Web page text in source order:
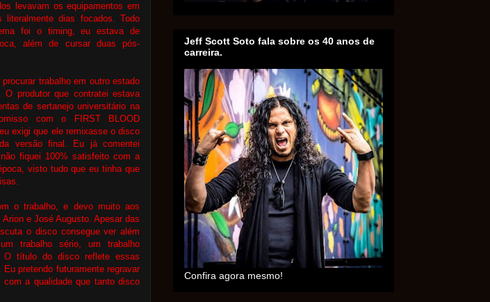
levavam os equipamentos em
dias focados. Todo
foi o timing, eu estava de
além de cursar duas pós-
trabalho em outro estado
produtor que contratei estava
de sertanejo universitário na
com o FIRST BLOOD
exigi que ele remixasse o disco
versão final. Eu já comentei
fiquei 100% satisfeito com a
visto tudo que eu tinha que
o trabalho, e devo muito aos
e José Augusto. Apesar das
o disco consegue ver além
trabalho sério, um trabalho
O título do disco reflete essas
pretendo futuramente regravar
a qualidade que tanto disco
Jeff Scott Soto fala sobre os 40 anos de
carreira.
Confira agora mesmo!